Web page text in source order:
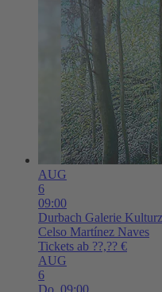
AUG
6
09:00
Durbach Galerie
Celso Martínez Naves
Tickets ab ??,?? €
AUG
6
Do, 09:00